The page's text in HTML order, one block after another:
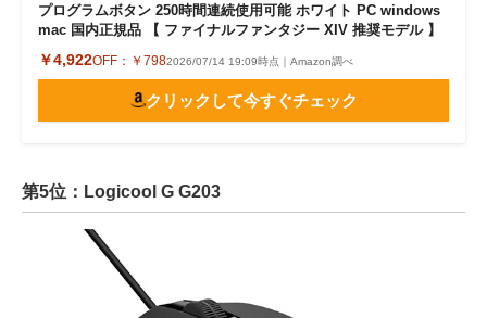
プログラムボタン 250時間連続使用可能 ホワイト PC windows
mac 国内正規品 【 ファイナルファンタジー XIV 推奨モデル 】
￥4,922OFF： ￥7982026/07/14 19:09時点｜Amazon調べ
クリックして今すぐチェック
第5位：Logicool G G203